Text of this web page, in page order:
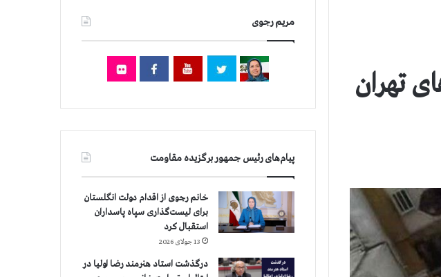
مریم رجوی
پیام‌های رئیس جمهور برگزیده مقاومت
خانم رجوی از اقدام دولت انگلستان
برای لیست‌گذاری سپاه پاسداران
استقبال کرد
13 جولای 2026
درگذشت استاد هنرمند رضا اولیا در